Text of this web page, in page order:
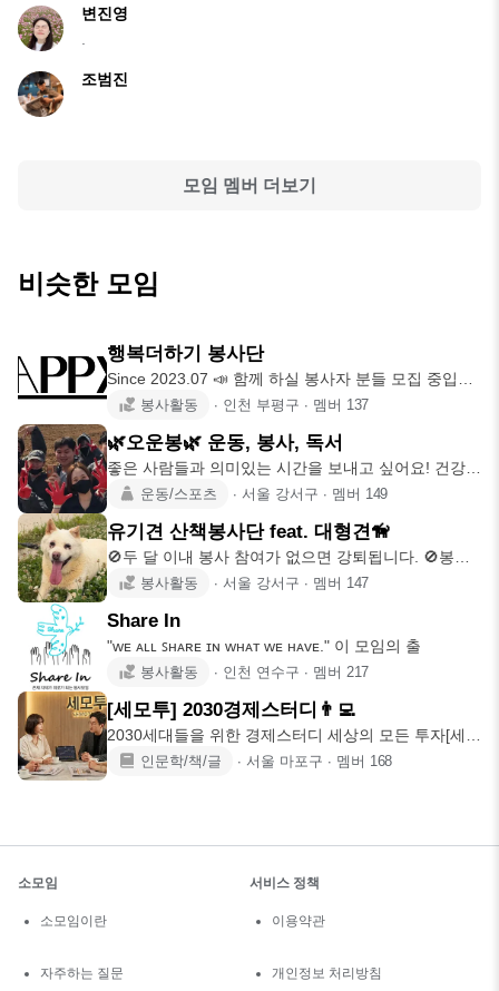
변진영
.
조범진
모임 멤버 더보기
비슷한 모임
행복더하기 봉사단
Since 2023.07 📣 함께 하실 봉사자 분들 모집 중입니
다! 📣봉사활동 ∙ 인천 부평구 ∙ 멤버 137
🌿오운봉🌿 운동, 봉사, 독서
좋은 사람들과 의미있는 시간을 보내고 싶어요! 건강한
하루를 보내기 위
운동/스포츠 ∙ 서울 강서구 ∙ 멤버 149
유기견 산책봉사단 feat. 대형견🦮
🚫두 달 이내 봉사 참여가 없으면 강퇴됩니다. 🚫봉사
는 토요일만!! 있습
봉사활동 ∙ 서울 강서구 ∙ 멤버 147
Share In
"ᴡᴇ ᴀʟʟ ꜱʜᴀʀᴇ ɪɴ ᴡʜᴀᴛ ᴡᴇ ʜᴀᴠᴇ." 이 모임의 출
봉사활동 ∙ 인천 연수구 ∙ 멤버 217
[세모투] 2030경제스터디👨‍💻
2030세대들을 위한 경제스터디 세상의 모든 투자[세모
투]입니다. 저희
인문학/책/글 ∙ 서울 마포구 ∙ 멤버 168
소모임
소모임이란
자주하는 질문
서비스 정책
이용약관
개인정보 처리방침